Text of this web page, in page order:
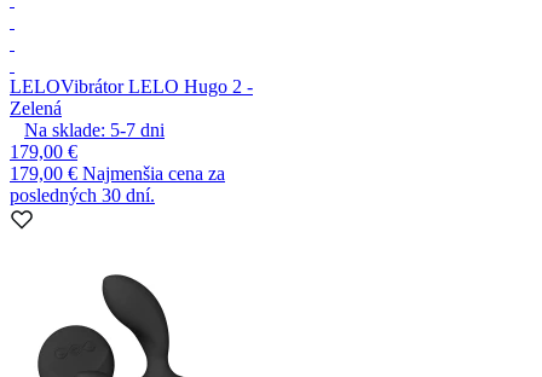
LELOVibrátor LELO Hugo 2 -
Zelená
Na sklade: 5-7 dni
179,00 €
179,00 € Najmenšia cena za
posledných 30 dní.